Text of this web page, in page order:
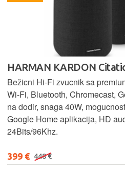
HARMAN KARDON
Bežicni Hi-Fi zvucnik sa
Wi-Fi, Bluetooth, Chromecast,
na dodir, snaga 40W,
Google Home aplikacija, HD
24Bits/96Khz.
399 € 448 €